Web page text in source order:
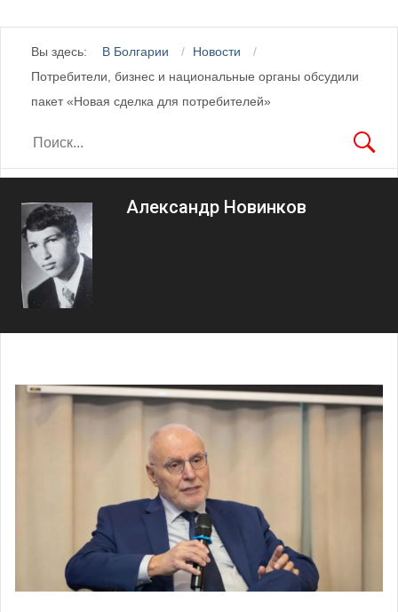
Вы здесь: В Болгарии
Новости
Потребители, бизнес и национальные органы обсудили
пакет «Новая сделка для потребителей»
Александр Новинков